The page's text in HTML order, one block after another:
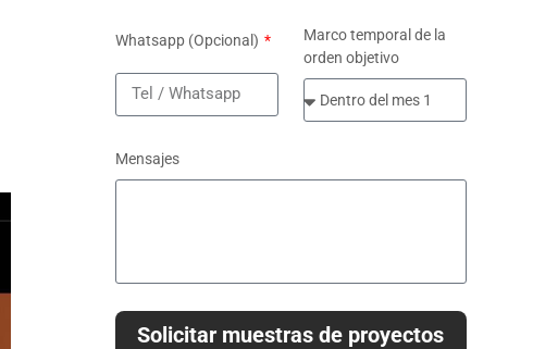
Whatsapp (Opcional)
Marco temporal de la
orden objetivo
Mensajes
Solicitar muestras de proyectos